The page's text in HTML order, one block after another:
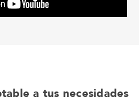
a tus necesidades